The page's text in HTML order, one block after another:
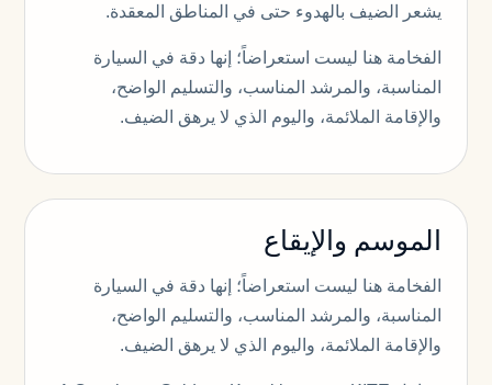
يشعر الضيف بالهدوء حتى في المناطق المعقدة.
الفخامة هنا ليست استعراضاً؛ إنها دقة في السيارة
المناسبة، والمرشد المناسب، والتسليم الواضح،
والإقامة الملائمة، واليوم الذي لا يرهق الضيف.
الموسم والإيقاع
الفخامة هنا ليست استعراضاً؛ إنها دقة في السيارة
المناسبة، والمرشد المناسب، والتسليم الواضح،
والإقامة الملائمة، واليوم الذي لا يرهق الضيف.